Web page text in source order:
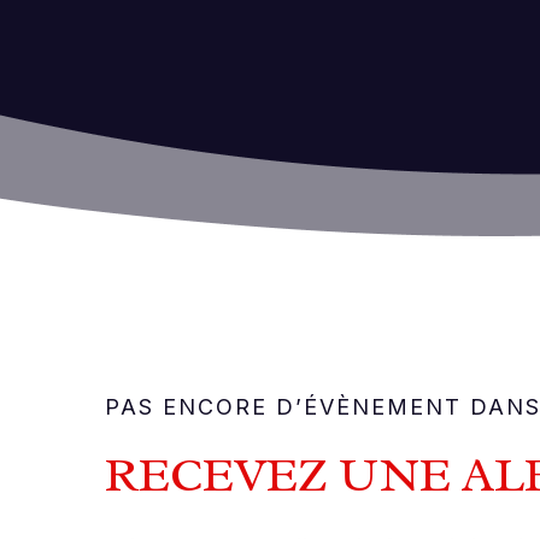
PAS ENCORE D’ÉVÈNEMENT
RECEVEZ UNE